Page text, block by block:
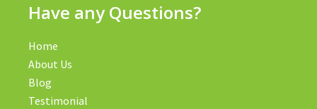
Have any Questions?
Home
About Us
Blog
Testimonial